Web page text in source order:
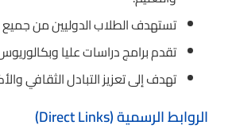
تستهدف الطلاب الدوليين من جميع
تقدم برامج دراسات عليا
تهدف إلى تعزيز التبادل الثقافي
الروابط الرسمية (Direct Links)